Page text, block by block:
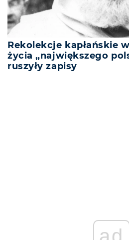
Rekolekcje kapłańskie
życia „największego
ruszyły zapisy